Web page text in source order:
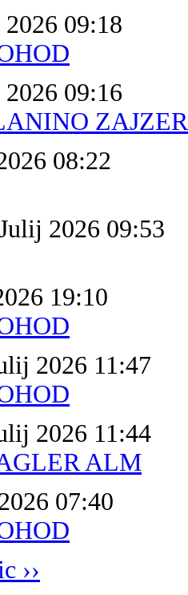
09:18
09:16
08:22
2026 09:53
19:10
2026 11:47
2026 11:44
ALM
07:40
››